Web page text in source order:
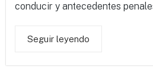
conducir y antecedentes
Seguir leyendo